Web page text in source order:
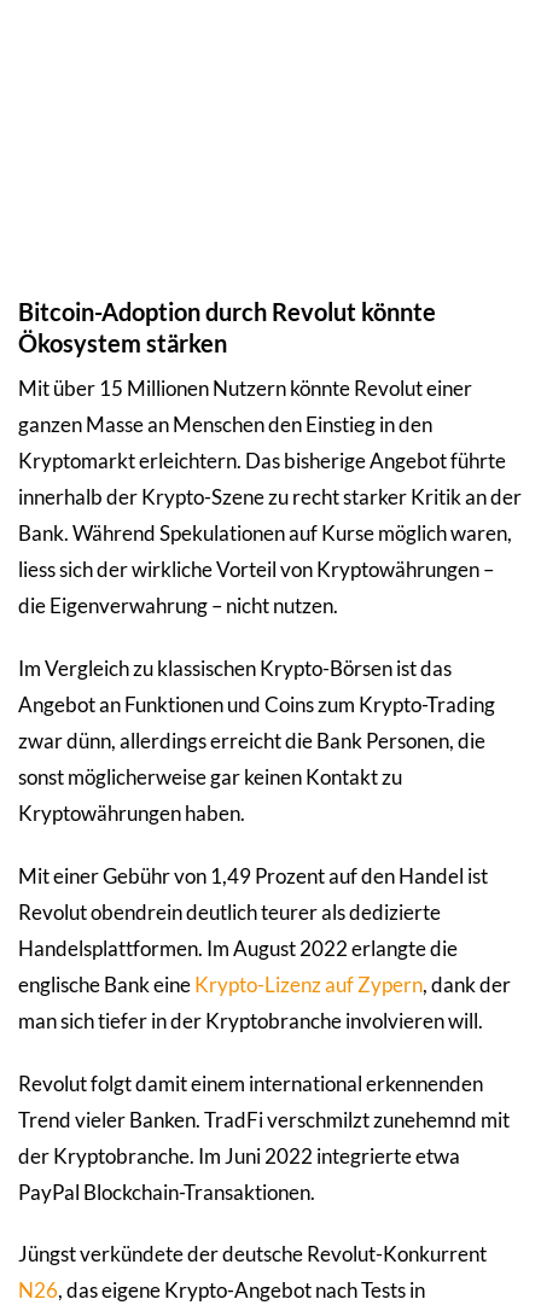
Bitcoin-Adoption durch Revolut könnte
Ökosystem stärken
Mit über 15 Millionen Nutzern könnte Revolut einer
ganzen Masse an Menschen den Einstieg in den
Kryptomarkt erleichtern. Das bisherige Angebot führte
innerhalb der Krypto-Szene zu recht starker Kritik an der
Bank. Während Spekulationen auf Kurse möglich waren,
liess sich der wirkliche Vorteil von Kryptowährungen –
die Eigenverwahrung – nicht nutzen.
Im Vergleich zu klassischen Krypto-Börsen ist das
Angebot an Funktionen und Coins zum Krypto-Trading
zwar dünn, allerdings erreicht die Bank Personen, die
sonst möglicherweise gar keinen Kontakt zu
Kryptowährungen haben.
Mit einer Gebühr von 1,49 Prozent auf den Handel ist
Revolut obendrein deutlich teurer als dedizierte
Handelsplattformen. Im August 2022 erlangte die
englische Bank eineKrypto-Lizenz auf Zypern, dank der
man sich tiefer in der Kryptobranche involvieren will.
Revolut folgt damit einem international erkennenden
Trend vieler Banken. TradFi verschmilzt zunehemnd mit
der Kryptobranche. Im Juni 2022 integrierte etwa
PayPal Blockchain-Transaktionen.
Jüngst verkündete der deutsche Revolut-Konkurrent
N26, das eigene Krypto-Angebot nach Tests in